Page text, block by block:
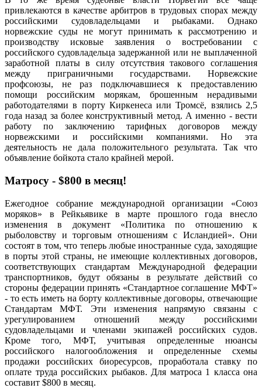
привлекаются в качестве арбитров в трудовых спорах между
российскими судовладельцами и рыбаками. Однако
норвежские суды не могут принимать к рассмотрению и
производству исковые заявления о востребовании с
российского судовладельца задержанной или не выплаченной
заработной платы в силу отсутствия такового соглашения
между приграничными государствами. Норвежские
профсоюзы, не раз подключавшиеся к предоставлению
помощи российским морякам, брошенным нерадивыми
работодателями в порту Киркенеса или Тромсё, взялись 2,5
года назад за более конструктивный метод. А именно - вести
работу по заключению тарифных договоров между
норвежскими и российскими компаниями. Но эта
деятельность не дала положительного результата. Так что
объявление бойкота стало крайней мерой.
Матросу - $800 в месяц!
Ежегодное собрание международной организации «Союз
моряков» в Рейкьявике в марте прошлого года внесло
изменения в документ «Политика по отношению к
рыболовству и торговым отношениям с Исландией». Они
состоят в том, что теперь любые иностранные суда, заходящие
в порты этой страны, не имеющие коллективных договоров,
соответствующих стандартам Международной федерации
транспортников, будут обязаны в результате действий со
стороны федерации принять «Стандартное соглашение МФТ»
- то есть иметь на борту коллективные договоры, отвечающие
Стандартам МФТ. Эти изменения напрямую связаны с
урегулированием отношений между российскими
судовладельцами и членами экипажей российских судов.
Кроме того, МФТ, учитывая определенные нюансы
российского налогообложения и определенные схемы
продажи российских биоресурсов, проработала ставку по
оплате труда российских рыбаков. Для матроса 1 класса она
составит $800 в месяц.